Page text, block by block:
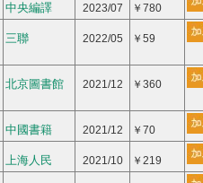
中央編譯 2023/07 ￥780
三聯 2022/05 ￥59
北京圖書館 2021/12 ￥360
中國書籍 2021/12 ￥70
上海人民 2021/10 ￥219